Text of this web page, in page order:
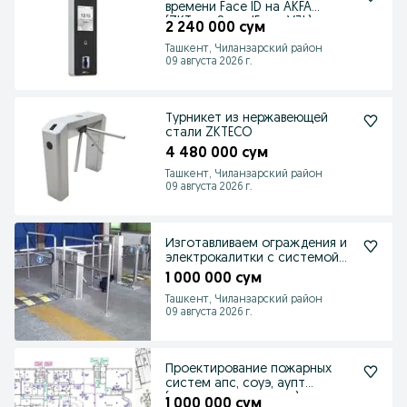
времени Face ID на AKFA
(ZKTeco SpeedFace-V3L)
2 240 000 сум
Ташкент, Чиланзарский район
09 августа 2026 г.
Турникет из нержавеющей
стали ZKTECO
4 480 000 сум
Ташкент, Чиланзарский район
09 августа 2026 г.
Изготавливаем ограждения и
электрокалитки с системой
контроля доступа
1 000 000 сум
Ташкент, Чиланзарский район
09 августа 2026 г.
Проектирование пожарных
систем апс, соуэ, аупт
(гувохнома, лицензия)